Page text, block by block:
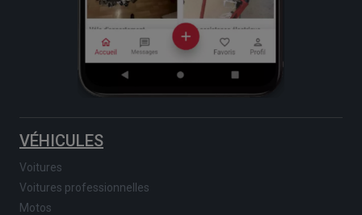
VÉHICULES
Voitures
Voitures professionnelles
Motos